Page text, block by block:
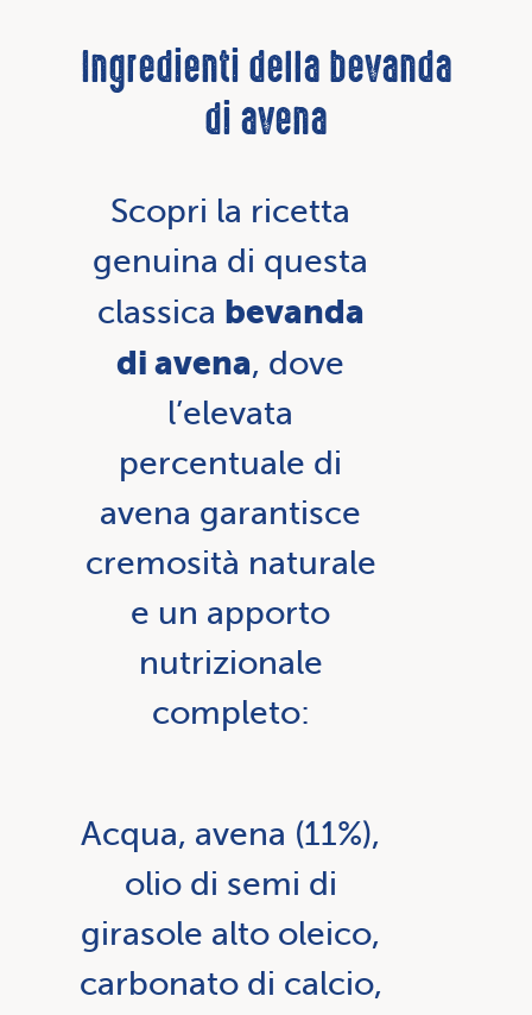
Ingredienti della bevanda
di avena
Scopri la ricetta
genuina di questa
classica bevanda
di avena, dove
l’elevata
percentuale di
avena garantisce
cremosità naturale
e un apporto
nutrizionale
completo:
Acqua, avena (11%),
olio di semi di
girasole alto oleico,
carbonato di calcio,